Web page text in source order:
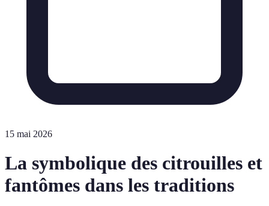
15 mai 2026
La symbolique des citrouilles et
fantômes dans les traditions